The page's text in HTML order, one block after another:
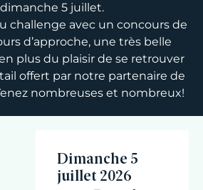
5 juillet.
challenge avec un concours de
d’approche, une très belle
plus du plaisir de se retrouver
offert par notre partenaire de
nombreuses et nombreux!
Dimanche 5
juillet 2026